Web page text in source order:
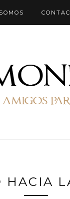
HACIA